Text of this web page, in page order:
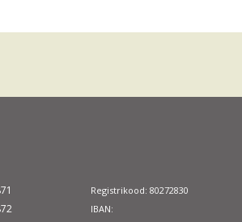
Registrikood: 80272830
IBAN: